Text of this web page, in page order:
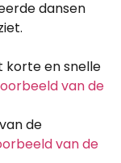
dansen
korte en snelle
van de
de
van de